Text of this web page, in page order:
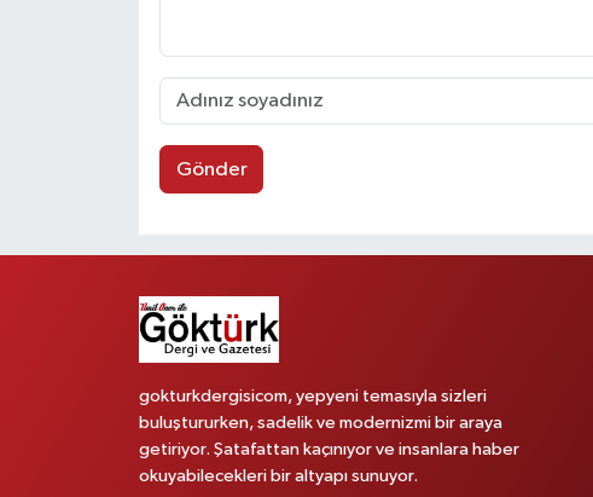
Gönder
gokturkdergisicom, yepyeni temasıyla sizleri
buluştururken, sadelik ve modernizmi bir araya
getiriyor. Şatafattan kaçınıyor ve insanlara haber
okuyabilecekleri bir altyapı sunuyor.